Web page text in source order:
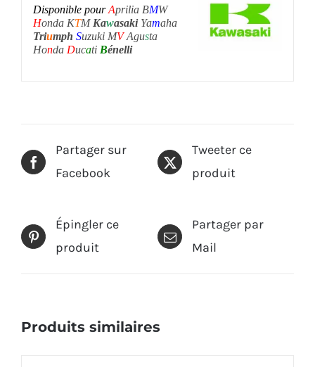
Disponible pour Aprilia BMW
Honda KTM KawasakiYamaha
Triumph Suzuki MVAgusta
Honda Ducati Bénelli
Partager sur
Facebook
Tweeter ce
produit
Épingler ce
produit
Partager par
Mail
Produits similaires